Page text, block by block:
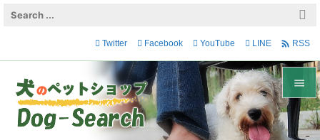


メニュ
Twitter Facebook YouTube LINE  RSS